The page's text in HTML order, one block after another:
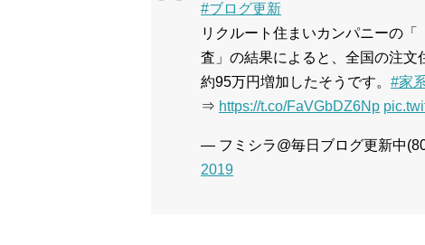
#ブログ更新
リクルート住まいカンパニー
査」の結果によると、全国の注
約95万円増加したそうです。 #家
⇒ https://t.co/FaVGbDZ6Np
— フミシラ@毎日ブログ更新中
2019